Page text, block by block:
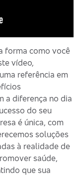
forma como você
vídeo,
referência em
a diferença no dia
do seu
é única, com
soluções
à realidade de
saúde,
que sua